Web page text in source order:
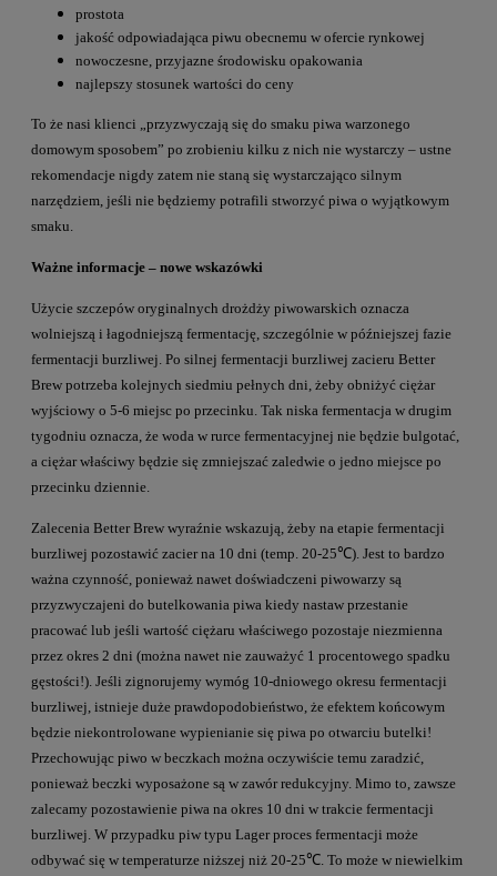
prostota
jakość odpowiadająca piwu obecnemu w ofercie rynkowej
nowoczesne, przyjazne środowisku opakowania
najlepszy stosunek wartości do ceny
To że nasi klienci „przyzwyczają się do smaku piwa warzonego
domowym sposobem” po zrobieniu kilku z nich nie wystarczy – ustne
rekomendacje nigdy zatem nie staną się wystarczająco silnym
narzędziem, jeśli nie będziemy potrafili stworzyć piwa o wyjątkowym
smaku.
Ważne informacje – nowe wskazówki
Użycie szczepów oryginalnych drożdży piwowarskich oznacza
wolniejszą i łagodniejszą fermentację, szczególnie w późniejszej fazie
fermentacji burzliwej. Po silnej fermentacji burzliwej zacieru Better
Brew potrzeba kolejnych siedmiu pełnych dni, żeby obniżyć ciężar
wyjściowy o 5-6 miejsc po przecinku. Tak niska fermentacja w drugim
tygodniu oznacza, że woda w rurce fermentacyjnej nie będzie bulgotać,
a ciężar właściwy będzie się zmniejszać zaledwie o jedno miejsce po
przecinku dziennie.
Zalecenia Better Brew wyraźnie wskazują, żeby na etapie fermentacji
burzliwej pozostawić zacier na 10 dni (temp. 20-25℃). Jest to bardzo
ważna czynność, ponieważ nawet doświadczeni piwowarzy są
przyzwyczajeni do butelkowania piwa kiedy nastaw przestanie
pracować lub jeśli wartość ciężaru właściwego pozostaje niezmienna
przez okres 2 dni (można nawet nie zauważyć 1 procentowego spadku
gęstości!). Jeśli zignorujemy wymóg 10-dniowego okresu fermentacji
burzliwej, istnieje duże prawdopodobieństwo, że efektem końcowym
będzie niekontrolowane wypienianie się piwa po otwarciu butelki!
Przechowując piwo w beczkach można oczywiście temu zaradzić,
ponieważ beczki wyposażone są w zawór redukcyjny. Mimo to, zawsze
zalecamy pozostawienie piwa na okres 10 dni w trakcie fermentacji
burzliwej. W przypadku piw typu Lager proces fermentacji może
odbywać się w temperaturze niższej niż 20-25℃. To może w niewielkim